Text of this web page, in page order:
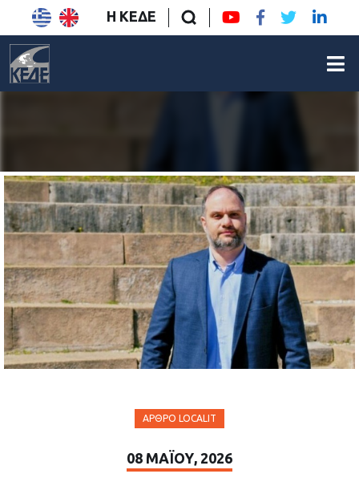
Η ΚΕΔΕ
ΆΡΘΡΟ LOCALIT
08 ΜΑΪ́ΟΥ, 2026